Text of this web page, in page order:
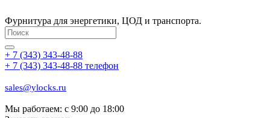
Фурнитура для энергетики, ЦОД и транспорта.
+ 7 (343) 343-48-88
+ 7 (343) 343-48-88 телефон
sales@ylocks.ru
Мы работаем: с 9:00 до 18:00